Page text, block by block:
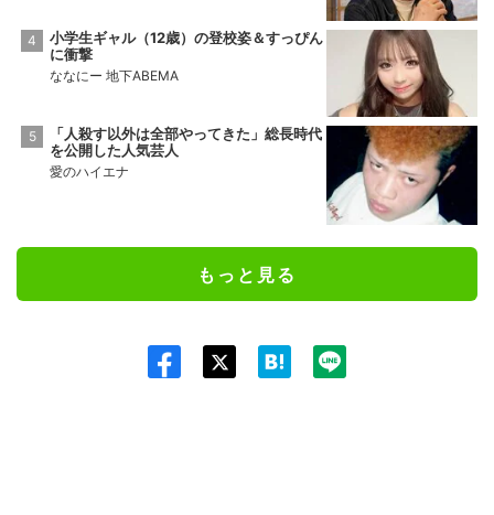
小学生ギャル（12歳）の登校姿＆すっぴん
に衝撃
ななにー 地下ABEMA
「人殺す以外は全部やってきた」総長時代
を公開した人気芸人
愛のハイエナ
もっと見る